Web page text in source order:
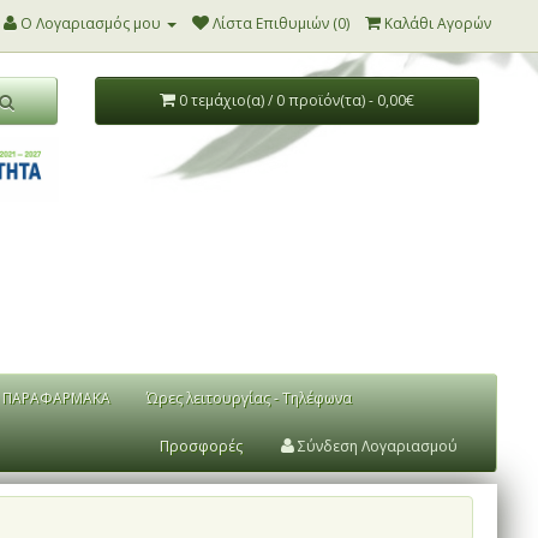
Ο Λογαριασμός μου Λίστα Επιθυμιών (0) Καλάθι Αγορών
0 τεμάχιο(α) / 0 προϊόν(τα) - 0,00€
ΠΑΡΑΦΑΡΜΑΚΑ Ώρες λειτουργίας - Τηλέφωνα
Προσφορές Σύνδεση Λογαριασμού